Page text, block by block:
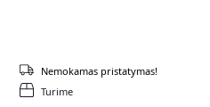
Turime
Nemokamas pristatymas!